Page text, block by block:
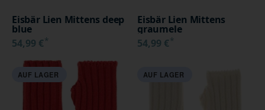
Eisbär Lien Mittens deep
blue
54,99 €*
Eisbär Lien Mittens
graumele
54,99 €*
AUF LAGER AUF LAGER